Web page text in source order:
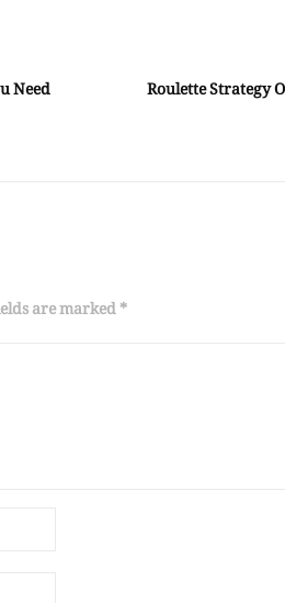
Need Roulette Strategy
are marked *